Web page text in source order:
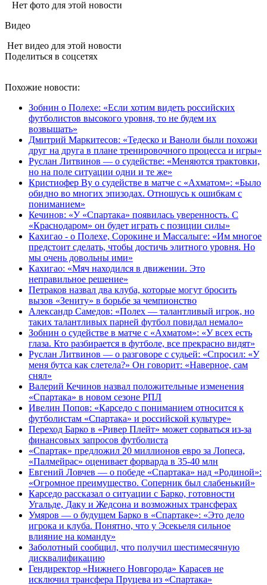
Нет фото для этой новости
Видео
Нет видео для этой новости
Поделиться в соцсетях
Похожие новости:
Зобнин о Полехе: «Если хотим видеть российских
футболистов высокого уровня, то не будем их
возвышать»
Дмитрий Маркитесов: «Тедеско и Ваноли были похожи
друг на друга в плане тренировочного процесса и игры»
Руслан Литвинов — о судействе: «Меняются трактовки,
но на поле ситуации одни и те же»
Кристиофер Ву о судействе в матче с «Ахматом»: «Было
обидно во многих эпизодах. Отношусь к ошибкам с
пониманием»
Кечинов: «У «Спартака» появилась уверенность. С
«Краснодаром» он будет играть с позиции силы»
Кахигао - о Полехе, Сорокине и Массалыге: «Им многое
предстоит сделать, чтобы достичь элитного уровня. Но
мы очень довольны ими»
Кахигао: «Мяч находился в движении. Это
неправильное решение»
Петраков назвал два клуба, которые могут бросить
вызов «Зениту» в борьбе за чемпионство
Александр Самедов: «Полех — талантливый игрок, но
таких талантливых парней футбол повидал немало»
Зобнин о судействе в матче с «Ахматом»: «У всех есть
глаза. Кто разбирается в футболе, все прекрасно видят»
Руслан Литвинов — о разговоре с судьей: «Спросил: «У
меня бутса как слетела?» Он говорит: «Наверное, сам
снял»
Валерий Кечинов назвал положительные изменения
«Спартака» в новом сезоне РПЛ
Ивелин Попов: «Карседо с пониманием относится к
футболистам «Спартака» и российской культуре»
Переход Барко в «Ривер Плейт» может сорваться из‑за
финансовых запросов футболиста
«Спартак» предложил 20 миллионов евро за Лопеса,
«Палмейрас» оценивает форварда в 35-40 млн
Евгений Ловчев — о победе «Спартака» над «Родиной»:
«Огромное преимущество. Соперник был слабенький»
Карседо рассказал о ситуации с Барко, готовности
Угальде, Даку и Жедсона и возможных трансферах
Умяров — о будущем Барко в «Спартаке»: «Это дело
игрока и клуба. Понятно, что у Эсекьеля сильное
влияние на команду»
Заболотный сообщил, что получил шестимесячную
дисквалификацию
Гендиректор «Нижнего Новгорода» Карасев не
исключил трансфера Пруцева из «Спартака»